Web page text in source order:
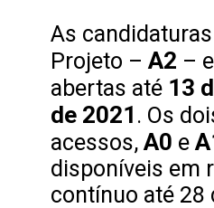
As
Projeto –A2 –
abertas até 13
de 2021 . Os
acessos,A0 e
disponíveis em
contínuo até 28